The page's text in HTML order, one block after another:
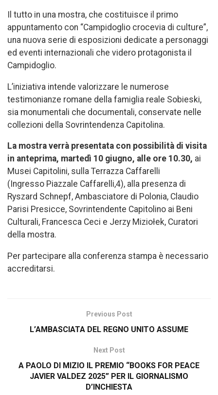
Il tutto in una mostra, che costituisce il primo
appuntamento con “Campidoglio crocevia di culture”,
una nuova serie di esposizioni dedicate a personaggi
ed eventi internazionali che videro protagonista il
Campidoglio.
L’iniziativa intende valorizzare le numerose
testimonianze romane della famiglia reale Sobieski,
sia monumentali che documentali, conservate nelle
collezioni della Sovrintendenza Capitolina.
La mostra verrà presentata con possibilità di visita
in anteprima, martedì 10 giugno, alle ore 10.30, ai
Musei Capitolini, sulla Terrazza Caffarelli
(Ingresso Piazzale Caffarelli,4), alla presenza di
Ryszard Schnepf, Ambasciatore di Polonia, Claudio
Parisi Presicce, Sovrintendente Capitolino ai Beni
Culturali, Francesca Ceci e Jerzy Miziołek, Curatori
della mostra.
Per partecipare alla conferenza stampa è necessario
accreditarsi.
Previous Post
L’AMBASCIATA DEL REGNO UNITO ASSUME
Next Post
A PAOLO DI MIZIO IL PREMIO “BOOKS FOR PEACE
JAVIER VALDEZ 2025” PER IL GIORNALISMO
D’INCHIESTA